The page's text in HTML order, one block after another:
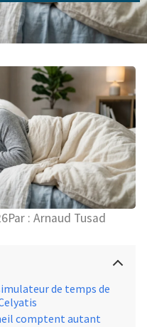
Par : Arnaud Tusad
de temps de
comptent autant